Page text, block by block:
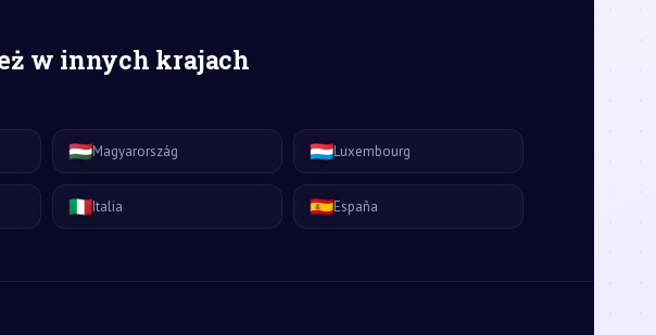
w innych krajach
🇭🇺Magyarország 🇱🇺Luxembourg
🇮🇹Italia 🇪🇸España